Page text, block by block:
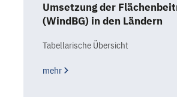
Umsetzung der
(WindBG) in den Ländern
Tabellarische Übersicht
mehr